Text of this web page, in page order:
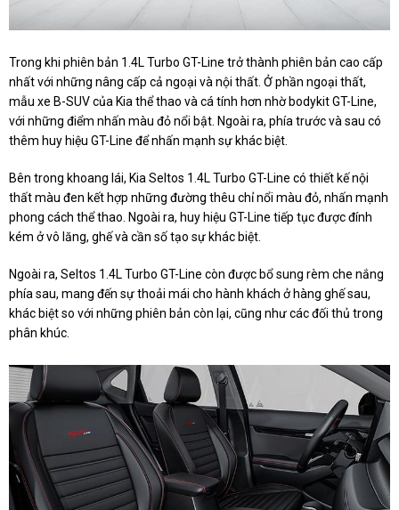
Trong khi phiên bản 1.4L Turbo GT-Line trở thành phiên bản cao cấp
nhất với những nâng cấp cả ngoại và nội thất. Ở phần ngoại thất,
mẫu xe B-SUV của Kia thể thao và cá tính hơn nhờ bodykit GT-Line,
với những điểm nhấn màu đỏ nổi bật. Ngoài ra, phía trước và sau có
thêm huy hiệu GT-Line để nhấn mạnh sự khác biệt.
Bên trong khoang lái, Kia Seltos 1.4L Turbo GT-Line có thiết kế nội
thất màu đen kết hợp những đường thêu chỉ nổi màu đỏ, nhấn mạnh
phong cách thể thao. Ngoài ra, huy hiệu GT-Line tiếp tục được đính
kém ở vô lăng, ghế và cần số tạo sự khác biệt.
Ngoài ra, Seltos 1.4L Turbo GT-Line còn được bổ sung rèm che nắng
phía sau, mang đến sự thoải mái cho hành khách ở hàng ghế sau,
khác biệt so với những phiên bản còn lại, cũng như các đối thủ trong
phân khúc.